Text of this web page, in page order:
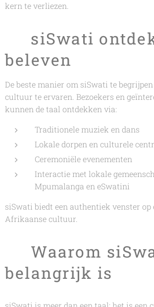
kern te verliezen.
🎧 siSwati
beleven
De beste manier om siSwati te
cultuur te ervaren. Bezoekers en
kunnen de taal ontdekken via:
Traditionele muziek en dans
Lokale dorpen en culturele
Ceremoniële evenementen
Interactie met lokale
Mpumalanga en eSwatini
siSwati biedt een authentiek venster op
Afrikaanse cultuur.
🌟 Waarom
belangrijk is